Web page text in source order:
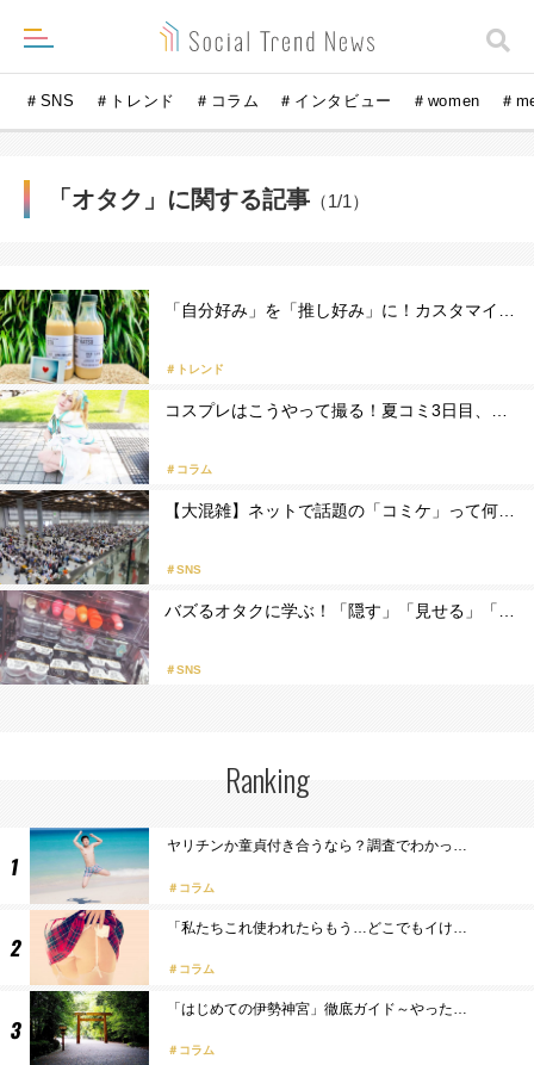
＃SNS ＃トレンド ＃コラム ＃インタビュー ＃women ＃
「オタク」に関する記事 （1/1）
「自分好み」を「推し好み」に！カスタマイ…
＃トレンド
コスプレはこうやって撮る！夏コミ3日目、…
＃コラム
【大混雑】ネットで話題の「コミケ」って何…
＃SNS
バズるオタクに学ぶ！「隠す」「見せる」「…
＃SNS
Ranking
ヤリチンか童貞付き合うなら？調査でわかっ…
コラム
「私たちこれ使われたらもう…どこでもイけ…
コラム
「はじめての伊勢神宮」徹底ガイド～やった…
コラム